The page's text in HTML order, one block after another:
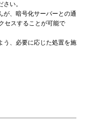
い。
が、暗号化サーバーとの通
セスすることが可能で
う、必要に応じた処置を施